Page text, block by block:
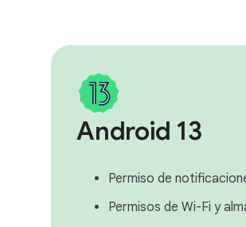
Android 13
Permiso de
Permisos de Wi-Fi y